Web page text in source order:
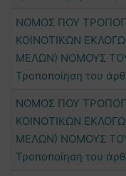
ΝΟΜΟΣ ΠΟΥ
ΚΟΙΝΟΤΙΚΩΝ
ΜΕΛΩΝ) ΝΟΜΟΥΣ
Τροποποίηση του
ΝΟΜΟΣ ΠΟΥ
ΚΟΙΝΟΤΙΚΩΝ
ΜΕΛΩΝ) ΝΟΜΟΥΣ
Τροποποίηση του